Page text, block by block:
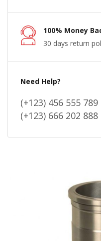
100% Money
30 days return
Need Help?
(+123) 456 555 789
(+123) 666 202 888